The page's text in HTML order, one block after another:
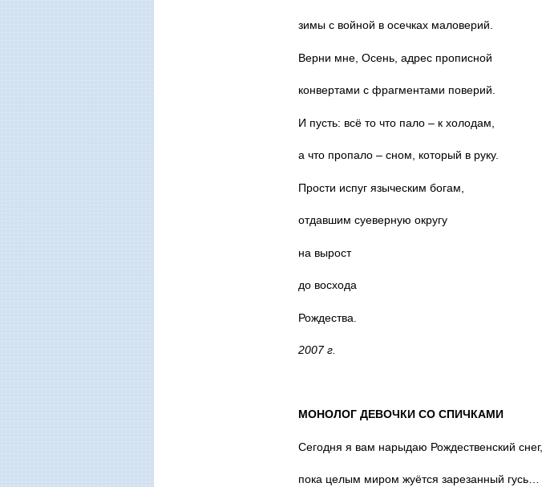
зимы с войной в осечках маловерий.
Верни мне, Осень, адрес прописной
конвертами с фрагментами поверий.
И пусть: всё то что пало – к холодам,
а что пропало – сном, который в руку.
Прости испуг языческим богам,
отдавшим суеверную округу
на вырост
до восхода
Рождества.
2007 г.
МОНОЛОГ ДЕВОЧКИ СО СПИЧКАМИ
Сегодня я вам нарыдаю Рождественский снег,
пока целым миром жуётся зарезанный гусь…